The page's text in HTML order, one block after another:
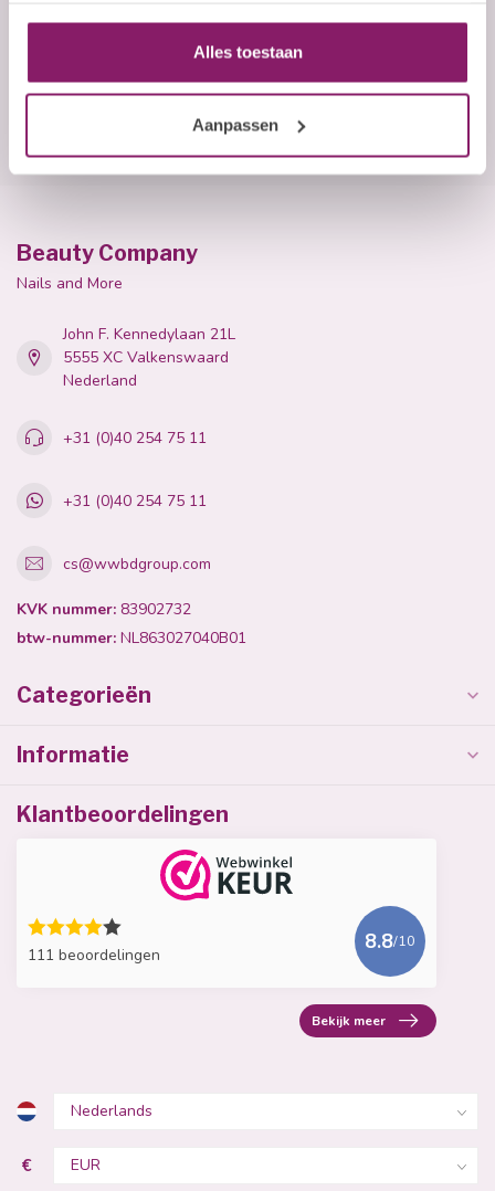
Alles toestaan
Aanpassen
Abonneer
Beauty Company
Nails and More
John F. Kennedylaan 21L
5555 XC Valkenswaard
Nederland
+31 (0)40 254 75 11
+31 (0)40 254 75 11
cs@wwbdgroup.com
KVK nummer: 83902732
btw-nummer: NL863027040B01
Categorieën
Informatie
Klantbeoordelingen
111 beoordelingen
8.8/10
Bekijk meer
€